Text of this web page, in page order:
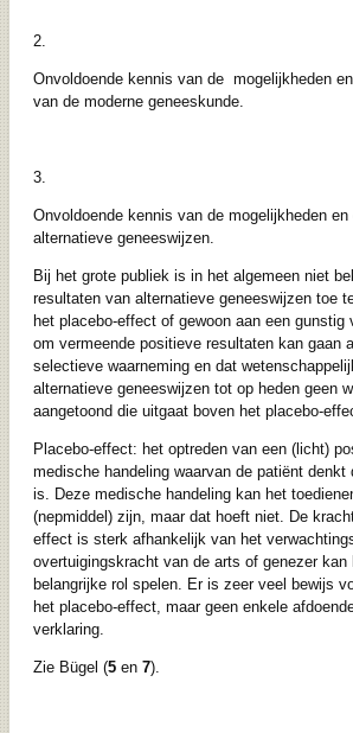
2.
Onvoldoende kennis van de mogelijkheden
van de moderne geneeskunde.
3.
Onvoldoende kennis van de mogelijkheden
alternatieve geneeswijzen.
Bij het grote publiek is in het algemeen niet
resultaten van alternatieve geneeswijzen toe
het placebo-effect of gewoon aan een gunstig
om vermeende positieve resultaten kan gaan
selectieve waarneming en dat
alternatieve geneeswijzen tot op heden geen
aangetoond die uitgaat boven het placebo-
Placebo-effect: het optreden van een (licht)
medische handeling waarvan de patiënt denkt
is. Deze medische handeling kan het
(nepmiddel) zijn, maar dat hoeft niet. De
effect is sterk afhankelijk van het
overtuigingskracht van de arts of genezer kan
belangrijke rol spelen. Er is zeer veel bewijs
het placebo-effect, maar geen enkele
verklaring.
Zie Bügel (5en 7).